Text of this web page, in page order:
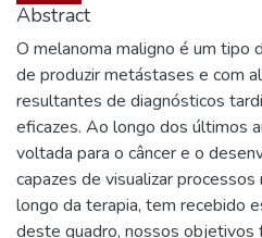
Abstract
O melanoma maligno é um tipo
de produzir metástases e com
resultantes de diagnósticos
eficazes. Ao longo dos últimos
voltada para o câncer e o
capazes de visualizar
longo da terapia, tem recebido
deste quadro, nossos objetivos